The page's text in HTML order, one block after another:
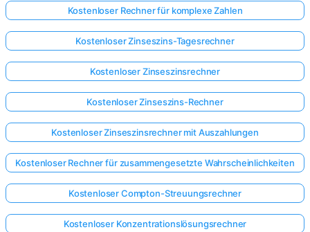
Kostenloser Rechner für komplexe Zahlen
Kostenloser Zinseszins-Tagesrechner
Kostenloser Zinseszinsrechner
Kostenloser Zinseszins-Rechner
Kostenloser Zinseszinsrechner mit Auszahlungen
Kostenloser Rechner für zusammengesetzte Wahrscheinlichkeiten
Kostenloser Compton-Streuungsrechner
Kostenloser Konzentrationslösungsrechner